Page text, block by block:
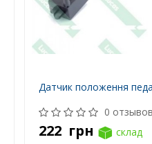
Датчик положення
0 отзывов
222 грн
склад